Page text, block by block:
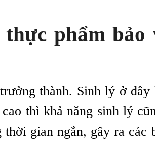
thực phẩm bảo
thành. Sinh lý ở
thì khả năng sinh lý
gian ngắn, gây ra các